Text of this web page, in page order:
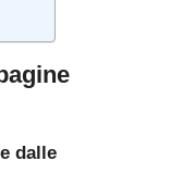
dalle